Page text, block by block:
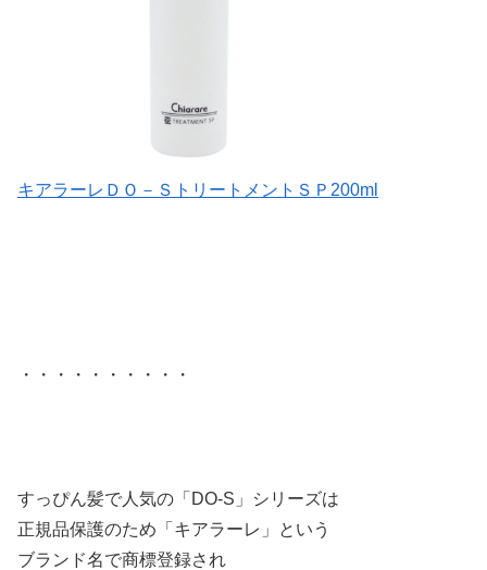
キアラーレＤＯ－ＳトリートメントＳＰ200ml
・・・・・・・・・・
すっぴん髪で人気の「DO-S」シリーズは
正規品保護のため「キアラーレ」という
ブランド名で商標登録され